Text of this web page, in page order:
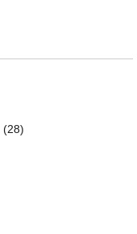
(28)